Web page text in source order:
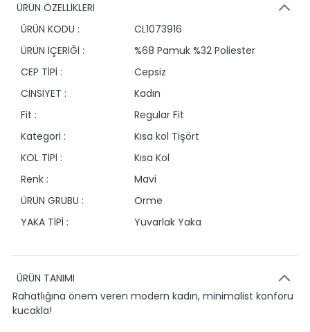
ÜRÜN ÖZELLİKLERİ
ÜRÜN KODU :
CL1073916
ÜRÜN İÇERİĞİ :
%68 Pamuk %32 Poliester
CEP TİPİ :
Cepsiz
CİNSİYET :
Kadın
Fit :
Regular Fit
Kategori :
Kısa kol Tişört
KOL TİPİ :
Kısa Kol
Renk :
Mavi
ÜRÜN GRUBU :
Orme
YAKA TİPİ :
Yuvarlak Yaka
ÜRÜN TANIMI
Rahatlığına önem veren modern kadın, minimalist konforu
kucakla!